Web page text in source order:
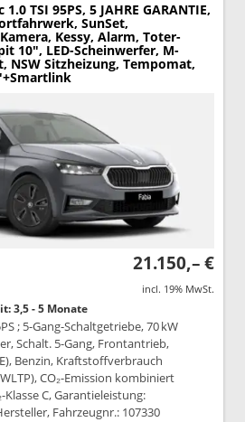
1.0 TSI 95PS, 5 JAHRE GARANTIE,
SunSet,
Kessy, Alarm, Toter-
10", LED-Scheinwerfer, M-
NSW Sitzheizung, Tempomat,
21.150,– €
incl. 19% MwSt.
3,5 - 5 Monate
; 5-Gang-Schaltgetriebe, 70 kW
Schalt. 5-Gang, Frontantrieb,
Benzin, Kraftstoffverbrauch
CO₂-Emission kombiniert
Klasse C, Garantieleistung:
Fahrzeugnr.: 107330